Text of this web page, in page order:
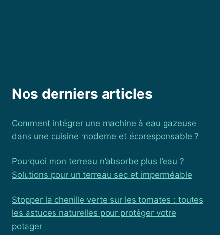
Nos derniers articles
Comment intégrer une machine à eau gazeuse
dans une cuisine moderne et écoresponsable ?
Pourquoi mon terreau n’absorbe plus l’eau ?
Solutions pour un terreau sec et imperméable
Stopper la chenille verte sur les tomates : toutes
les astuces naturelles pour protéger votre
potager